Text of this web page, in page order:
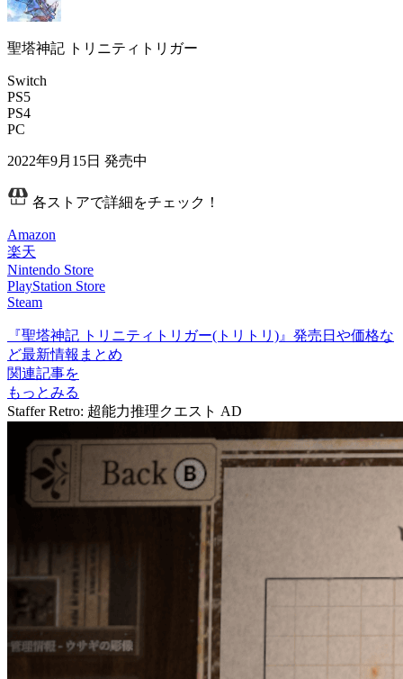
聖塔神記 トリニティトリガー
Switch
PS5
PS4
PC
2022年9月15日 発売中
各ストアで詳細をチェック！
Amazon
楽天
Nintendo Store
PlayStation Store
Steam
『聖塔神記 トリニティトリガー(トリトリ)』発売日や価格な
ど最新情報まとめ
関連記事を
もっとみる
Staffer Retro: 超能力推理クエスト AD